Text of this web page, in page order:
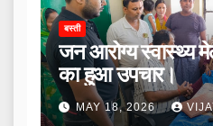
बस्ती
जन आरोग्य स्वास्थ्य
का हुआ उपचार।
MAY 18, 2026